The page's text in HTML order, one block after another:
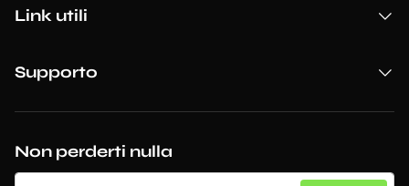
Non perderti nulla
Link utili
Supporto